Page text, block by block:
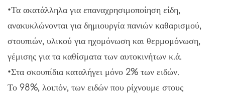
•Τα ακατάλληλα για επαναχρησιμοποίηση είδη,
ανακυκλώνονται για δημιουργία πανιών καθαρισμού,
στουπιών, υλικού για ηχομόνωση και θερμομόνωση,
γέμισης για τα καθίσματα των αυτοκινήτων κ.ά.
•Στα σκουπίδια καταλήγει μόνο 2% των ειδών.
Το 98%, λοιπόν, των ειδών που ρίχνουμε στους